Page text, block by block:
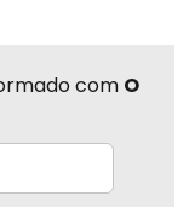
com O